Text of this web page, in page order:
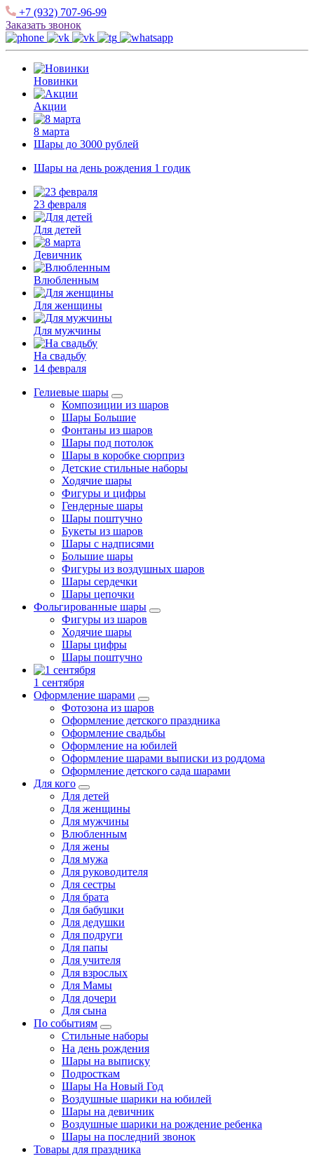
+7 (932) 707-96-99
Заказать звонок
Новинки
Акции
8 марта
Шары до 3000 рублей
Шары на день рождения 1 годик
23 февраля
Для детей
Девичник
Влюбленным
Для женщины
Для мужчины
На свадьбу
14 февраля
Гелиевые шары
Композиции из шаров
Шары Большие
Фонтаны из шаров
Шары под потолок
Шары в коробке сюрприз
Детские стильные наборы
Ходячие шары
Фигуры и цифры
Гендерные шары
Шары поштучно
Букеты из шаров
Шары с надписями
Большие шары
Фигуры из воздушных шаров
Шары сердечки
Шары цепочки
Фольгированные шары
Фигуры из шаров
Ходячие шары
Шары цифры
Шары поштучно
1 сентября
Оформление шарами
Фотозона из шаров
Оформление детского праздника
Оформление свадьбы
Оформление на юбилей
Оформление шарами выписки из роддома
Оформление детского сада шарами
Для кого
Для детей
Для женщины
Для мужчины
Влюбленным
Для жены
Для мужа
Для руководителя
Для сестры
Для брата
Для бабушки
Для дедушки
Для подруги
Для папы
Для учителя
Для взрослых
Для Мамы
Для дочери
Для сына
По событиям
Стильные наборы
На день рождения
Шары на выписку
Подросткам
Шары На Новый Год
Воздушные шарики на юбилей
Шары на девичник
Воздушные шарики на рождение ребенка
Шары на последний звонок
Товары для праздника